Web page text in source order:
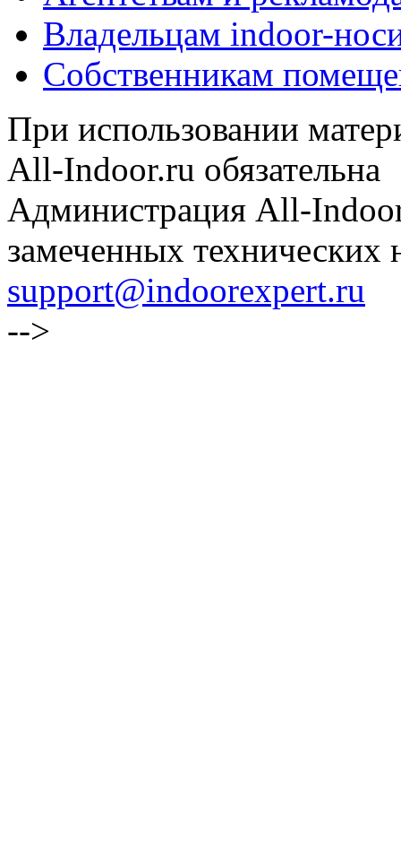
Владельцам indoor-
Собственникам
При использовании
All-Indoor.ru обязательна
Администрация All-
замеченных технических
support@indoorexpert.ru
-->